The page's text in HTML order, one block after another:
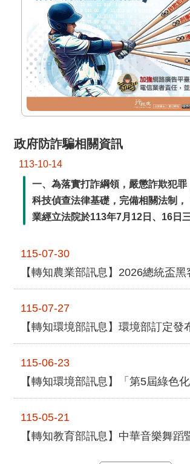
政府防詐騙相關資訊
113-10-14
一、為落實打詐綱領，嚴懲詐欺犯罪
科技偵查法律基礎，完備相關法制，
業經立法院於113年7月12日、16日
法」、「通訊保障及監察法」、「洗
二、另本部警政署維運「165全民防
115-07-30
【轉知農業部訊息】2026總統盃
115-07-27
【轉知環境部訊息】環境部訂定發布「溫室氣體減量技術及氣候
115-06-23
【轉知環境部訊息】「第5屆綠色化學應用及
115-05-21
【轉知教育部訊息】中華音樂舞蹈暨表演藝術教育協會於受委託辦理非營利幼兒園期間，核有「非營利幼兒園實施